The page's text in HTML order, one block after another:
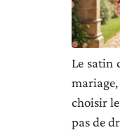
Le satin
choisir
pas de